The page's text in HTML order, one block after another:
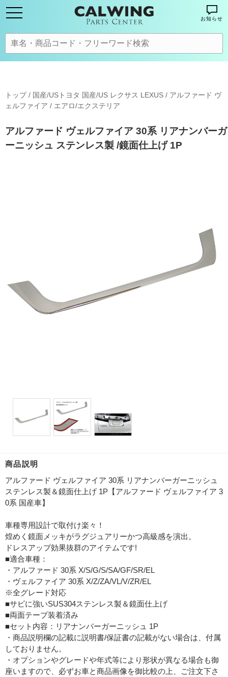
お知らせ
トップ/ 国産/USトヨタ 国産/US レクサス LEXUS / アルファード ヴ
ェルファイア / エアロ/エクステリア
アルファード ヴェルファイア 30系 リアナンバーガ
ーニッシュ ステンレス製 /鏡面仕上げ 1P
商品説明
アルファード ヴェルファイア 30系 リアナンバーガーニッシュ
ステンレス製＆鏡面仕上げ 1P【アルファード ヴェルファイア 3
0系 国産車】
車種専用設計で取付け楽々！
煌めく鏡面メッキがラグジュアリーかつ高級感を演出。
ドレスアップ効果抜群のアイテムです!
■適合車種：
・アルファード 30系 X/S/G/S/SA/GF/SR/EL
・ヴェルファイア 30系 X/Z/ZA/VL/V/ZR/EL
※全グレード対応
■サビに強いSUS304ステンレス製＆鏡面仕上げ
■両面テープ装着済み
■セット内容：リアナンバーガーニッシュ 1P
・商品説明欄の記載に説明書/保証書の記載がない場合は、付属
しておりません。
・オプションやグレードや年式等により形状が異なる場合も御
座いますので、必ずお車と商品画像を御比較の上、ご注文下さ